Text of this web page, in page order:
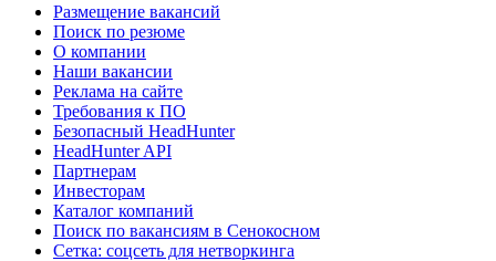
Размещение вакансий
Поиск по резюме
О компании
Наши вакансии
Реклама на сайте
Требования к ПО
Безопасный HeadHunter
HeadHunter API
Партнерам
Инвесторам
Каталог компаний
Поиск по вакансиям в Сенокосном
Сетка: соцсеть для нетворкинга